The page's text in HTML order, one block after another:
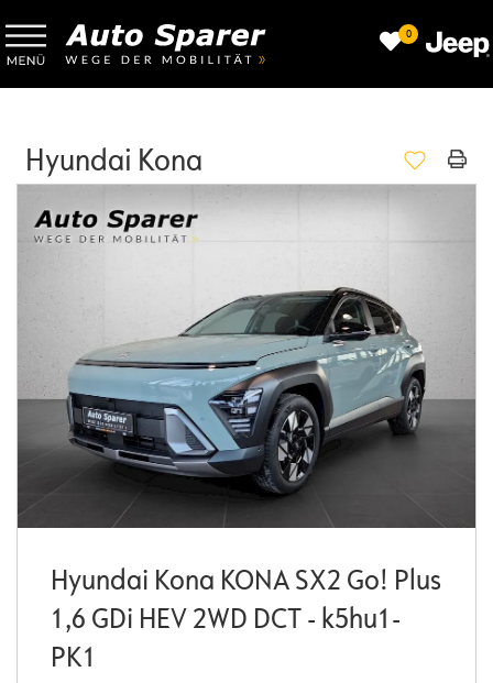
0
Hyundai Kona
Hyundai Kona KONA SX2 Go! Plus
1,6 GDi HEV 2WD DCT - k5hu1-
PK1